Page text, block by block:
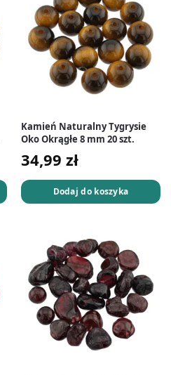
Kamień Naturalny Tygrysie
Oko Okrągłe 8 mm 20 szt.
34,99 zł
Dodaj do koszyka